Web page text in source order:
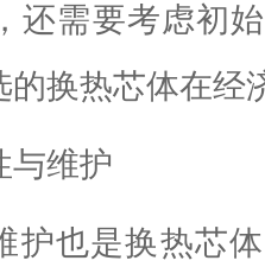
还需要考虑初
的换热芯体在经
与维护
护也是换热芯